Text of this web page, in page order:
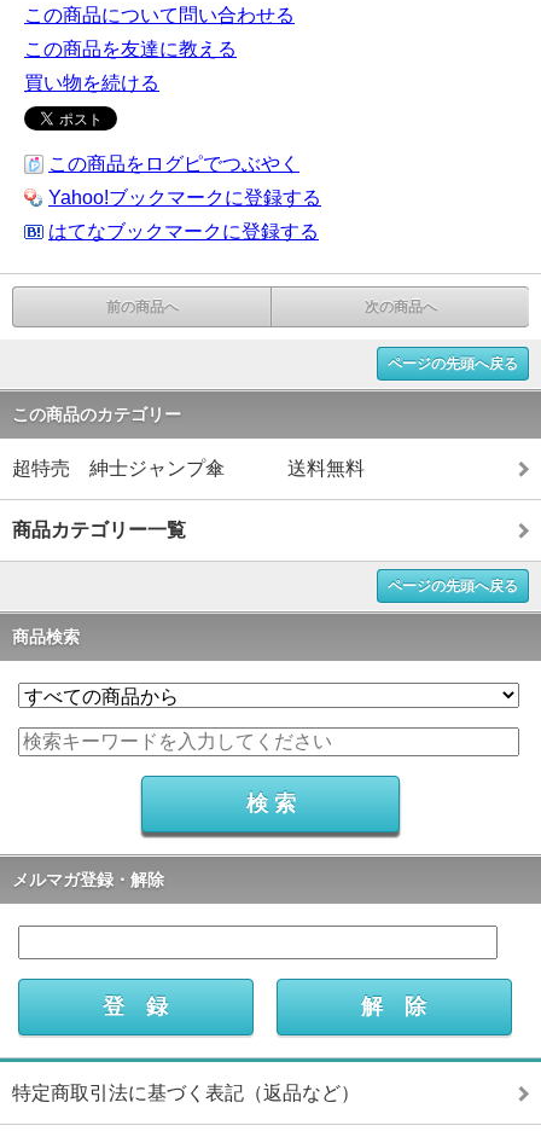
この商品について問い合わせる
この商品を友達に教える
買い物を続ける
この商品をログピでつぶやく
Yahoo!ブックマークに登録する
はてなブックマークに登録する
前の商品へ 次の商品へ
ページの先頭へ戻る
この商品のカテゴリー
超特売 紳士ジャンプ傘 送料無料
商品カテゴリー一覧
ページの先頭へ戻る
商品検索
メルマガ登録・解除
特定商取引法に基づく表記（返品など）